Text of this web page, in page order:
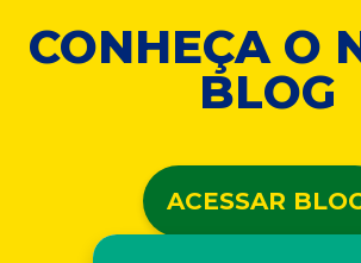
CONHEÇA O
BLOG
ACESSAR